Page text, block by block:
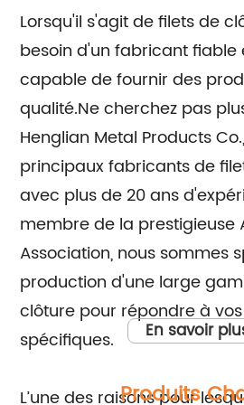
Lorsqu'il s'agit de filets de
besoin d'un fabricant fiable
capable de fournir des
qualité.Ne cherchez pas
Henglian Metal Products
principaux fabricants de
avec plus de 20 ans
membre de la prestigieuse
Association, nous sommes
production d'une large
clôture pour répondre à
spécifiques.
L’une des raisons pour
En savoir
Produits